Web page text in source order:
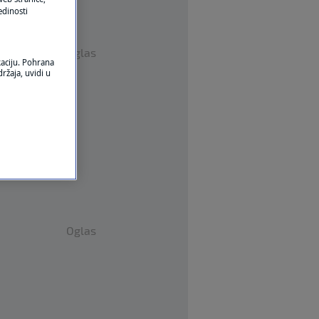
Oglas
Oglas
Pohrana
uvidi u